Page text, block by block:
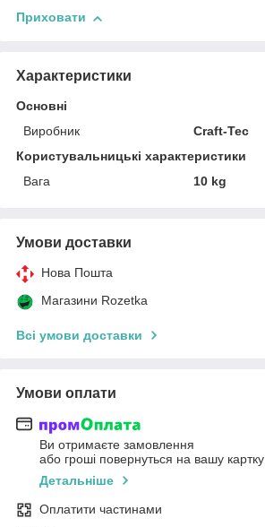
Приховати
Характеристики
Основні
Виробник
Craft-Tec
Користувальницькі характеристики
Вага
10 kg
Умови доставки
Нова Пошта
Магазини Rozetka
Всі умови доставки
Умови оплати
Ви отримаєте замовлення
або гроші повернуться на вашу картку
Детальніше
Оплатити частинами